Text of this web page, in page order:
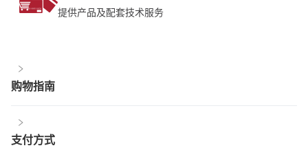
提供产品及配套技术服务
购物指南
支付方式